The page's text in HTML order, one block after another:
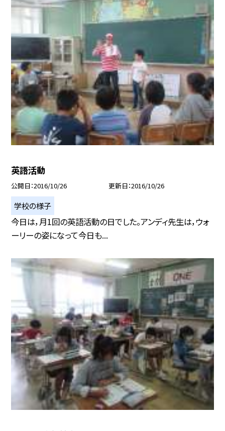
英語活動
公開日 2016/10/26 更新日 2016/10/26
学校の様子
今日は，月1回の英語活動の日でした。アンディ先生は，ウォ
ーリーの姿になって今日も...